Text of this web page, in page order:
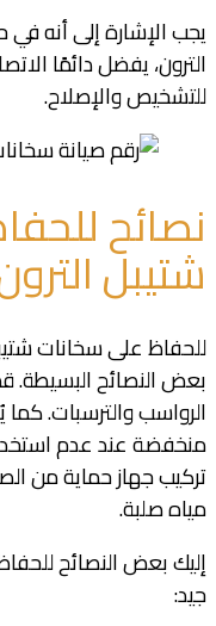
يجب الإشارة إلى أنه
الترون، يفضل دائمًا
للتشخيص والإصلاح.
نصائح
شتيبل
للحفاظ على سخانات
بعض النصائح البسيطة.
الرواسب والترسبات.
منخفضة عند عدم
تركيب جهاز حماية من
مياه صلبة.
إليك بعض النصائح
جيد: